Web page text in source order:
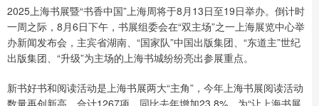
2025上海书展暨“书香中国”上海周将于8月13日至19日举办。倒计时
一周之际，8月6日下午，书展组委会在“双主场”之一上海展览中心举
办新闻发布会，主宾省湖南、“国家队”中国出版集团、“东道主”世纪
出版集团、“升级”为主场的上海书城纷纷亮出参展重点。
新书好书和阅读活动是上海书展两大“主角”，今年上海书展阅读活动
数量再创新高，合计1267项，同比去年增加23.8%。为“让上海书展